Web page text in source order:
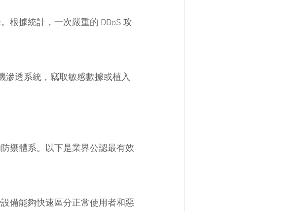
根據統計，一次嚴重的 DDoS 攻
滲透系統，竊取敏感數據或植入
禦體系。以下是業界公認最有效
備能夠快速區分正常使用者和惡